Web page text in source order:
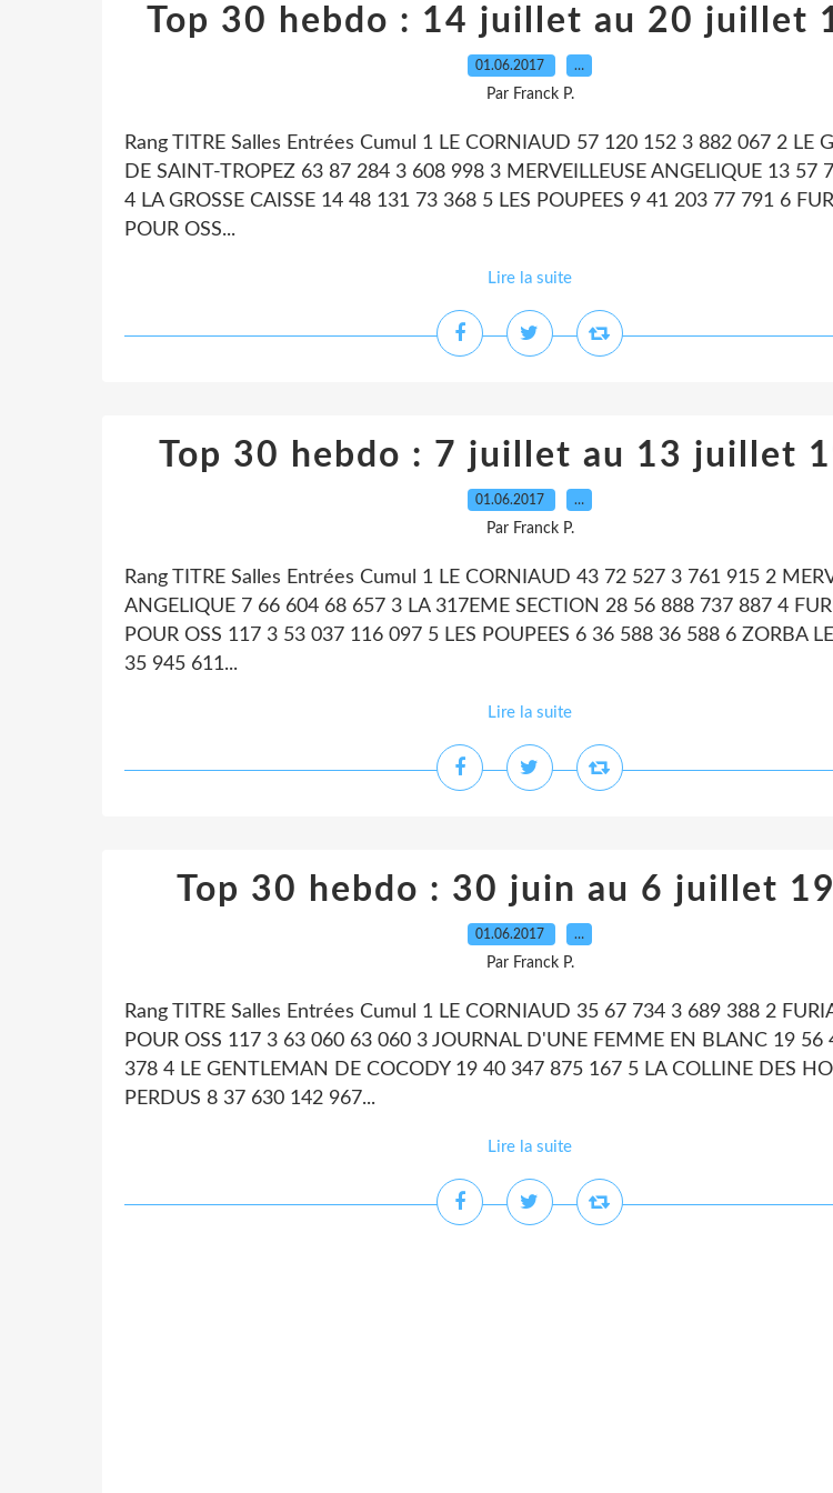
Top 30 hebdo : 14 juillet au 20 juillet
01.06.2017 …
Par Franck P.
Rang TITRE Salles Entrées Cumul 1 LE CORNIAUD 57 120 152 3 882 067 2 LE
DE SAINT-TROPEZ 63 87 284 3 608 998 3 MERVEILLEUSE ANGELIQUE 13 57
4 LA GROSSE CAISSE 14 48 131 73 368 5 LES POUPEES 9 41 203 77 791 6
POUR OSS...
Lire la suite
Top 30 hebdo : 7 juillet au 13 juillet
01.06.2017 …
Par Franck P.
Rang TITRE Salles Entrées Cumul 1 LE CORNIAUD 43 72 527 3 761 915 2
ANGELIQUE 7 66 604 68 657 3 LA 317EME SECTION 28 56 888 737 887 4
POUR OSS 117 3 53 037 116 097 5 LES POUPEES 6 36 588 36 588 6 ZORBA
35 945 611...
Lire la suite
Top 30 hebdo : 30 juin au 6 juillet
01.06.2017 …
Par Franck P.
Rang TITRE Salles Entrées Cumul 1 LE CORNIAUD 35 67 734 3 689 388 2
POUR OSS 117 3 63 060 63 060 3 JOURNAL D'UNE FEMME EN BLANC 19 56
378 4 LE GENTLEMAN DE COCODY 19 40 347 875 167 5 LA COLLINE DES
PERDUS 8 37 630 142 967...
Lire la suite